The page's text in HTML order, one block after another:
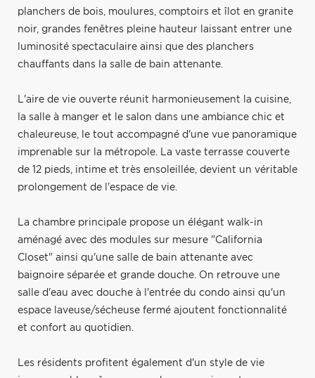
planchers de bois, moulures, comptoirs et îlot en granite
noir, grandes fenêtres pleine hauteur laissant entrer une
luminosité spectaculaire ainsi que des planchers
chauffants dans la salle de bain attenante.
L'aire de vie ouverte réunit harmonieusement la cuisine,
la salle à manger et le salon dans une ambiance chic et
chaleureuse, le tout accompagné d'une vue panoramique
imprenable sur la métropole. La vaste terrasse couverte
de 12 pieds, intime et très ensoleillée, devient un véritable
prolongement de l'espace de vie.
La chambre principale propose un élégant walk-in
aménagé avec des modules sur mesure "California
Closet" ainsi qu'une salle de bain attenante avec
baignoire séparée et grande douche. On retrouve une
salle d'eau avec douche à l'entrée du condo ainsi qu'un
espace laveuse/sécheuse fermé ajoutent fonctionnalité
et confort au quotidien.
Les résidents profitent également d'un style de vie